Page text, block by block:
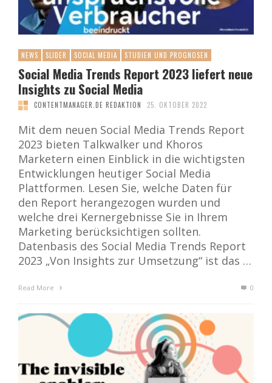
NEWS SLIDER SOCIAL MEDIA STUDIEN UND PROGNOSEN
Social Media Trends Report 2023 liefert neue
Insights zu Social Media
CONTENTMANAGER.DE REDAKTION 25. OKTOBER 2022
Mit dem neuen Social Media Trends Report
2023 bieten Talkwalker und Khoros
Marketern einen Einblick in die wichtigsten
Entwicklungen heutiger Social Media
Plattformen. Lesen Sie, welche Daten für
den Report herangezogen wurden und
welche drei Kernergebnisse Sie in Ihrem
Marketing berücksichtigen sollten.
Datenbasis des Social Media Trends Report
2023 „Von Insights zur Umsetzung“ ist das …
Read More 0